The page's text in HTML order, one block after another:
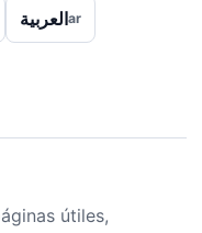
العربيةar
útiles,